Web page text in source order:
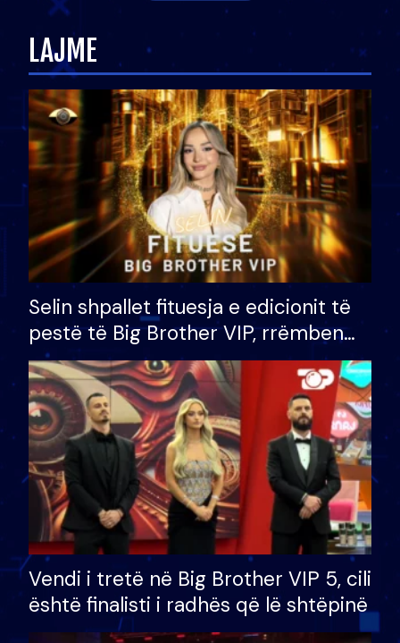
LAJME
Selin shpallet fituesja e edicionit të
pestë të Big Brother VIP, rrëmben
çmimin e madh prej 100 mijë eurosh
Vendi i tretë në Big Brother VIP 5, cili
është finalisti i radhës që lë shtëpinë